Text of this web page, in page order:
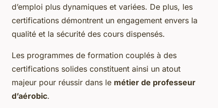
d’emploi plus dynamiques et variées. De plus, les
certifications démontrent un engagement envers la
qualité et la sécurité des cours dispensés.
Les programmes de formation couplés à des
certifications solides constituent ainsi un atout
majeur pour réussir dans le métier de professeur
d’aérobic.